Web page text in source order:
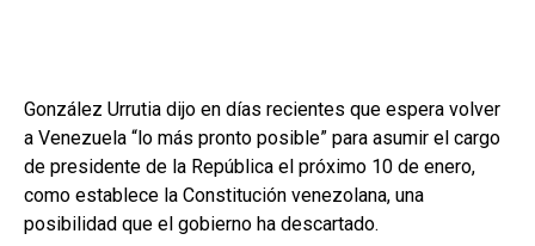
González Urrutia dijo en días recientes que espera volver
a Venezuela “lo más pronto posible” para asumir el cargo
de presidente de la República el próximo 10 de enero,
como establece la Constitución venezolana, una
posibilidad que el gobierno ha descartado.